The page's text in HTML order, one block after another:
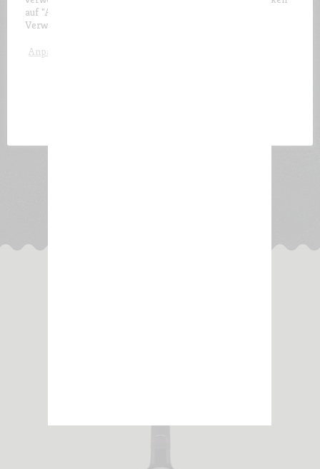
auf "Akzeptieren und schließen" stimmen Sie der
Verwendung
Anpassen